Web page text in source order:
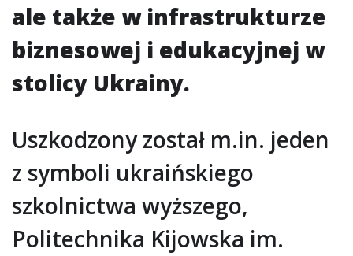
ale także w infrastrukturze
biznesowej i edukacyjnej w
stolicy Ukrainy.
Uszkodzony został m.in. jeden
z symboli ukraińskiego
szkolnictwa wyższego,
Politechnika Kijowska im.